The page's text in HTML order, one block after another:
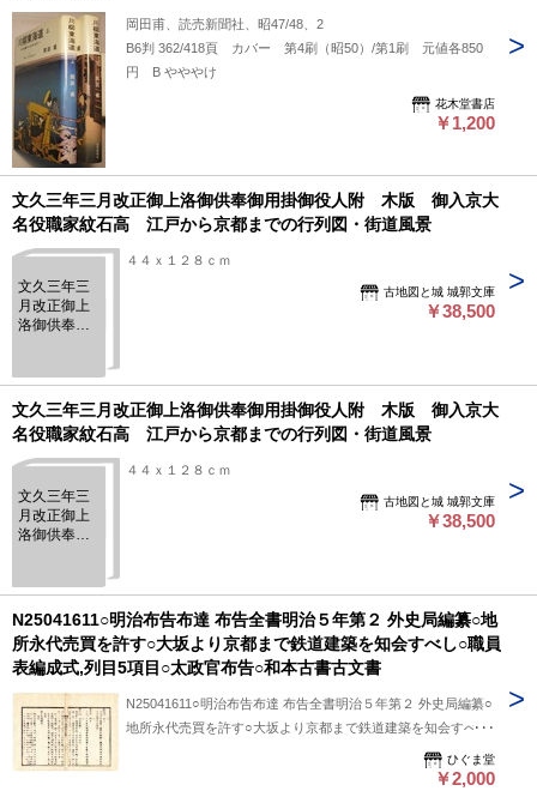
岡田甫、読売新聞社、昭47/48、2
B6判 362/418頁 カバー 第4刷（昭50）/第1刷 元値各850
円 B やややけ
花木堂書店
￥1,200
文久三年三月改正御上洛御供奉御用掛御役人附 木版 御入京大
名役職家紋石高 江戸から京都までの行列図・街道風景
文久三年三
月改正御上
洛御供奉御
御入京大名
役職家紋石
高 江戸か
ら京都まで
の行列図・
４４ｘ１２８ｃｍ
古地図と城 城郭文庫
￥38,500
文久三年三月改正御上洛御供奉御用掛御役人附 木版 御入京大
名役職家紋石高 江戸から京都までの行列図・街道風景
文久三年三
月改正御上
洛御供奉御
御入京大名
役職家紋石
高 江戸か
ら京都まで
の行列図・
４４ｘ１２８ｃｍ
古地図と城 城郭文庫
￥38,500
N25041611○明治布告布達 布告全書明治５年第２ 外史局編纂○地
所永代売買を許す○大坂より京都まで鉄道建築を知会すべし○職員
表編成式,列目5項目○太政官布告○和本古書古文書
N25041611○明治布告布達 布告全書明治５年第２ 外史局編纂○
地所永代売買を許す○大坂より京都まで鉄道建築を知会すべし
○職員表編成式,列目5項目○太政官布告○和本古書古文書 明治布
告布達 布告全書明治５年第２ 外史局編纂○地所永代売買を許
ひぐま堂
￥2,000